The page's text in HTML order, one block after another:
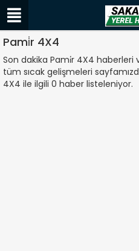
Pami̇r 4X4
Son dakika Pami̇r 4X4 haberleri
tüm sıcak gelişmeleri
4X4 ile ilgili 0 haber listeleniyor.